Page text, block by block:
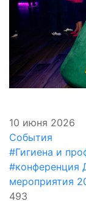
10 июня 2026
События
#Гигиена и
#конференция
мероприятия
493